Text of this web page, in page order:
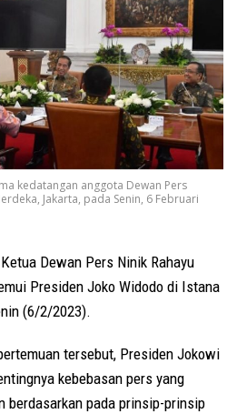
kedatangan anggota Dewan Pers
Jakarta, pada Senin, 6 Februari
Ketua Dewan Pers Ninik Rahayu
Presiden Joko Widodo di Istana
(6/2/2023).
tersebut, Presiden Jokowi
kebebasan pers yang
berdasarkan pada prinsip-prinsip